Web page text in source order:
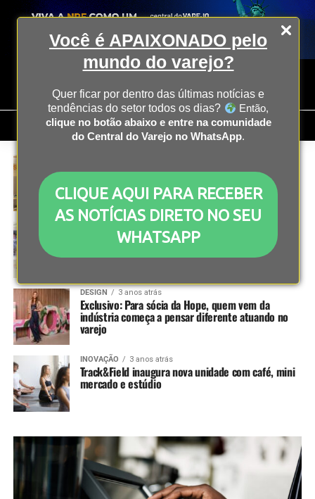
Você é APAIXONADO pelo
mundo do varejo?
Quer ficar por dentro das últimas notícias e
tendências do setor todos os dias?
Então,
clique no botão abaixo e entre na comunidade
do Central do Varejo no WhatsApp.
CLIQUE AQUI PARA RECEBER
AS NOTÍCIAS DIRETO NO SEU
WHATSAPP
Calçados Bibi une modernidade e diversão para
cativar as crianças
Com foco no mercado de presentes, Nutty
DESIGN 3 anos atrás
Exclusivo: Para sócia da Hope, quem vem da
indústria começa a pensar diferente atuando no
varejo
INOVAÇÃO 3 anos atrás
Track&Field inaugura nova unidade com café, mini
mercado e estúdio